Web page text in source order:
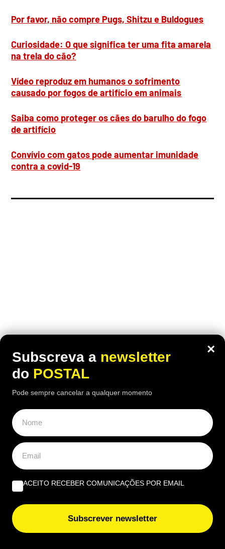
Por favor, não compre Pugs, Shitzu e Buldogues
Curiosidade: O que significa ter uma fita amarela
na trela do cão?
Vídeo reproduz em humanos o sofrimento
causado por fogos de artifício em animais
Saiba como proteger os cães do barulho do fogo
de artifício
Convívio com gatos pode aumentar imunidade
contra a covid-19
×
Subscreva a newsletter
do POSTAL
Pode sempre cancelar a qualquer momento
ACEITO RECEBER COMUNICAÇÕES POR EMAIL
Subscrever newsletter